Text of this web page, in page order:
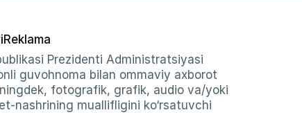
Reklama
Prezidenti Administratsiyasi
guvohnoma bilan ommaviy axborot
fotografik, grafik, audio va/yoki
nashrining muallifligini ko‘rsatuvchi